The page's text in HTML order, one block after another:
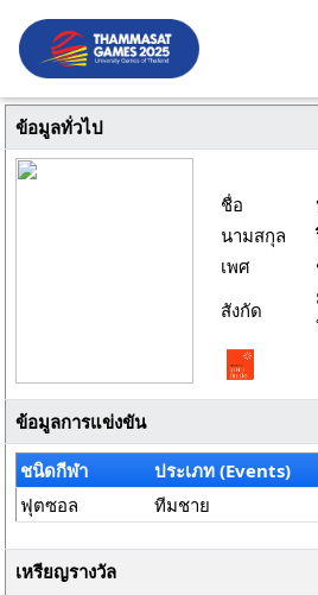
ข้อมูลทั่วไป
ชื่อ
นามสกุล
เพศ
สังกัด
ข้อมูลการแข่งขัน
ชนิดกีฬา
ประเภท (Events)
ฟุตซอล
ทีมชาย
เหรียญรางวัล